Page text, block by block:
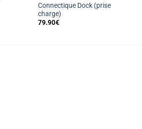
Connectique Dock (prise
charge)
79.90€